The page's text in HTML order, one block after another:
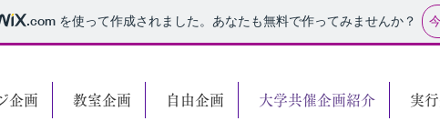
.com を使って作成されました。あなたも無料で作ってみませんか？
企画 教室企画 自由企画 大学共催企画紹介 実